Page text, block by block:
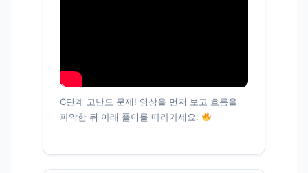
C단계 고난도 문제! 영상을 먼저 보고 흐름을
파악한 뒤 아래 풀이를 따라가세요.